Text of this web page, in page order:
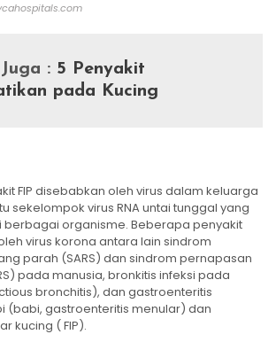
: 5 Penyakit
pada Kucing
FIP ​​disebabkan oleh virus dalam keluarga
sekelompok virus RNA untai tunggal yang
organisme. Beberapa penyakit
virus korona antara lain sindrom
parah (SARS) dan sindrom pernapasan
pada manusia, bronkitis infeksi pada
bronchitis), dan gastroenteritis
(babi, gastroenteritis menular) dan
kucing ( FIP).